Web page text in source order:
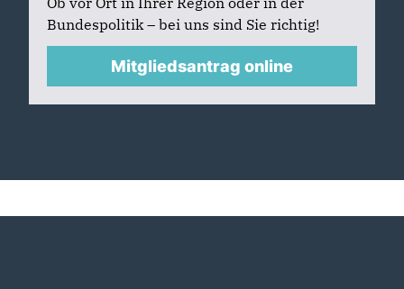
Bundespolitik – bei uns sind Sie richtig!
Mitgliedsantrag online